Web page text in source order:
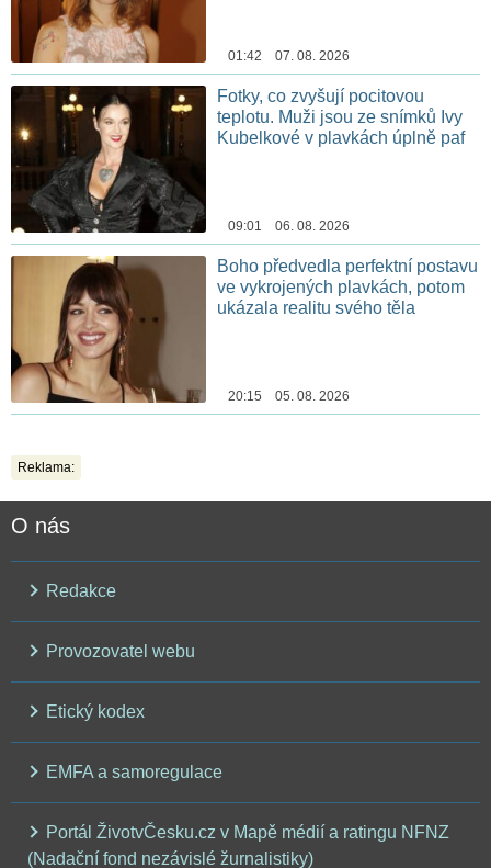
01:42 07. 08. 2026
Fotky, co zvyšují pocitovou
teplotu. Muži jsou ze snímků Ivy
Kubelkové v plavkách úplně paf
09:01 06. 08. 2026
Boho předvedla perfektní postavu
ve vykrojených plavkách, potom
ukázala realitu svého těla
20:15 05. 08. 2026
Reklama:
O nás
Redakce
Provozovatel webu
Etický kodex
EMFA a samoregulace
Portál ŽivotvČesku.cz v Mapě médií a ratingu NFNZ
(Nadační fond nezávislé žurnalistiky)